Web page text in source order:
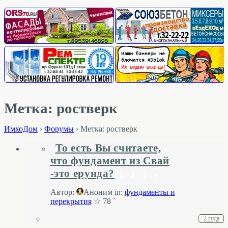
Метка: ростверк
ИмхоДом › Форумы › Метка: ростверк
То есть Вы считаете,
что фундамент из Свай
-это ерунда?
Автор: Аноним in: фундаменты и
перекрытия☆ 78 ´
2 года